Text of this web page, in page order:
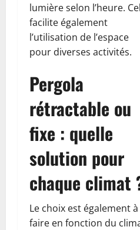
lumière selon l’heure.
facilite également
l’utilisation de l’espace
pour diverses activités.
Pergola
rétractable ou
fixe : quelle
solution pour
chaque climat
Le choix est également à
faire en fonction du